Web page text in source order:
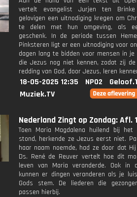
vertelt evangelist Jurjen ten
gelovigen een uitnodiging kregen om
te delen met hun omgeving, als
geschenk. In de periode tussen
Pinksteren ligt er een uitnodiging voor
dagen lang te bidden voor mensen in je
die Jezus nog niet kennen, zodat zij
redding van God, door Jezus, leren
18-05-2025 12:35 NPO2
Muziek.TV
Nederland Zingt op Zondag: Afl.
Toen Maria Magdalena huilend bij
stond, herkende ze Jezus eerst niet.
haar naam noemde, had ze door dat
Ds. René de Reuver vertelt hoe dit
leven van Maria veranderde. Ook in
kunnen er dingen veranderen als je
Gods stem. De liederen die
passen hierbij.